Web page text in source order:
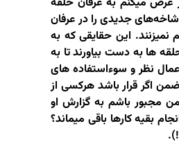
جدیدی را در عرفان
این حقایقی که به
ها به دست بیاورند تا به
نظر و سوءاستفاده های
اگر قرار باشد هرکسی از
من مجبور باشم به گزارش او
بقیه کارها باقی میماند؟